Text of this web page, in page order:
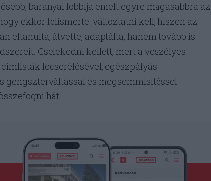
baranyai lobbija emelt egyre magasabbra az
ekkor felismerte: változtatni kell, hiszen az
eltanulta, átvette, adaptálta, hanem tovább is
Cselekedni kellett, mert a veszélyes
lecserélésével, egészpályás
gengszterváltással és megsemmisítéssel
hát.